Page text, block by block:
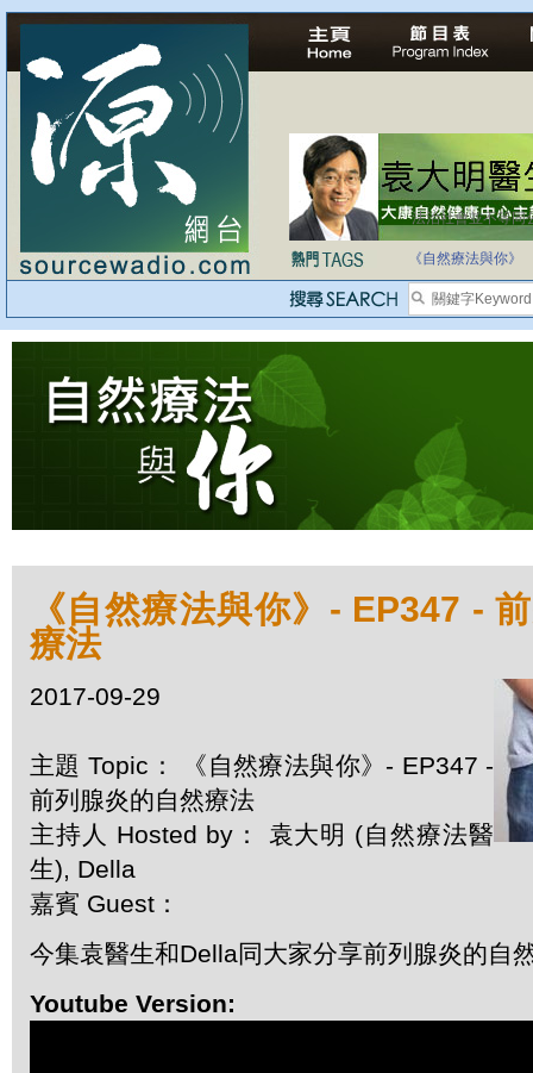
法治社會並不等同
《自然療法與你》
《自然療法與你》- EP347 -
療法
2017-09-29
主題 Topic： 《自然療法與你》- EP347 -
前列腺炎的自然療法
主持人 Hosted by： 袁大明 (自然療法醫
生), Della
嘉賓 Guest：
今集袁醫生和Della同大家分享前列腺炎的自
Youtube Version: